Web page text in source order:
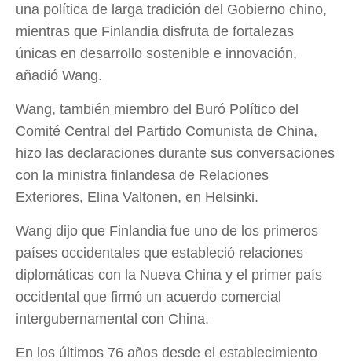
una política de larga tradición del Gobierno chino,
mientras que Finlandia disfruta de fortalezas
únicas en desarrollo sostenible e innovación,
añadió Wang.
Wang, también miembro del Buró Político del
Comité Central del Partido Comunista de China,
hizo las declaraciones durante sus conversaciones
con la ministra finlandesa de Relaciones
Exteriores, Elina Valtonen, en Helsinki.
Wang dijo que Finlandia fue uno de los primeros
países occidentales que estableció relaciones
diplomáticas con la Nueva China y el primer país
occidental que firmó un acuerdo comercial
intergubernamental con China.
En los últimos 76 años desde el establecimiento